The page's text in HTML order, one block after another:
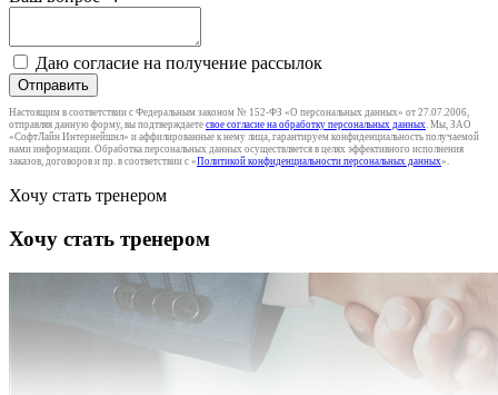
Даю согласие на получение рассылок
Отправить
Настоящим в соответствии с Федеральным законом № 152-ФЗ «О персональных данных» от 27.07.2006,
отправляя данную форму, вы подтверждаете свое согласие на обработку персональных данных. Мы, ЗАО
«СофтЛайн Интернейшнл» и аффилированные к нему лица, гарантируем конфиденциальность получаемой
нами информации. Обработка персональных данных осуществляется в целях эффективного исполнения
заказов, договоров и пр. в соответствии с «Политикой конфиденциальности персональных данных».
Хочу стать тренером
Хочу стать тренером